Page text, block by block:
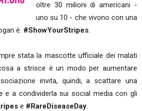
oltre 30 milioni di americani -
uno su 10 - che vivono con una
è: #ShowYourStripes.
stata la mascotte ufficiale dei malati
a strisce è un modo per aumentare
invita, quindi, a scattare una
a condividerla sui social media con gli
e #RareDiseaseDay.